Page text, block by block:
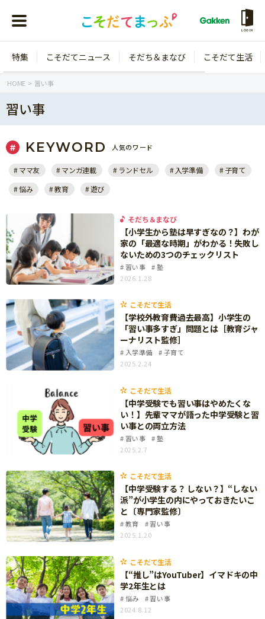
LOGIN
年齢から探す
年中
年長
小学1年生
小学2年生
小学3年生
小学4年生
小学5年生
特集
こそだてニュース
イベント
ニュース
そだち＆まなび
ワーク・ドリル
幼稚園・保育園
小学校
科学・プログラミング
教育・学習
絵本・読み聞かせ
自由研究・工作
読書感想文
本・読書
運動・あそび・ゲーム
英語
習い事
知育
こそだて生活
住まい
ファッション・美容
行事・イベント
親子でいっしょに
人間関係
おでかけ
料理
マネー
健康
こそだてマンガ
特集 こそだてニュース そだち＆まなび こそだて生活
HOME 習い事
習い事
KEYWORD 人気のワード
ママ友 マンガ連載 ランドセル 入学準備
子育て
悩み
教育 遊び
そだち＆まなび
【小学生から塾は早すぎなの？】わが
家の「最適な時期」がわかる！失敗し
ないための3つのチェックリスト
習い事
塾
2026.1.28
こそだて生活
【学校外教育費過去最高】小学生の
「習い事多すぎ」問題とは［教育ジャ
ーナリスト監修］
入学準備
子育て
2025.2.24
こそだて生活
【中学受験でも習い事はやめたくな
い！】先輩ママが語った中学受験と習
い事との両立方法
習い事
塾
2025.2.7
こそだて生活
【中学受験する？ しない？】“しない
派”が小学生の内にやっておきたいこ
と〔専門家監修〕
教育
習い事
2025.1.20
こそだて生活
【“推し”はYouTuber】イマドキの中
学2年生とは
悩み
習い事
2024.8.12